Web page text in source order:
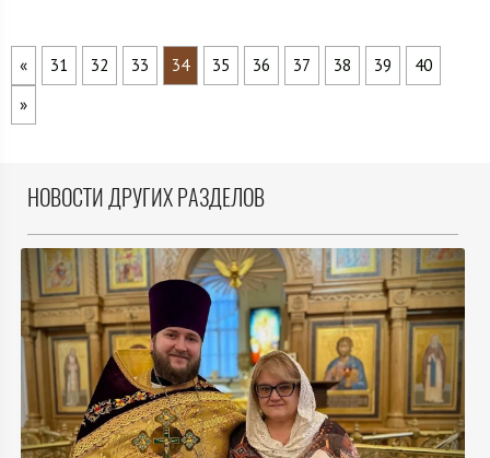
« 31 32 33 34 35 36 37 38 39
40
»
НОВОСТИ ДРУГИХ РАЗДЕЛОВ